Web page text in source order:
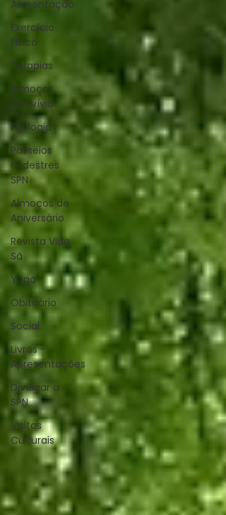
Alimentação
Exercício
físico
Terapias
Almoços
Convívio
Fitologia
Passeios
Pedestres
SPN
Almoços de
Aniversário
Revista Vida
Sã
Yoga
Obituário
Social
Livros -
Apresentações
Divulgar a
SPN
Visitas
Culturais